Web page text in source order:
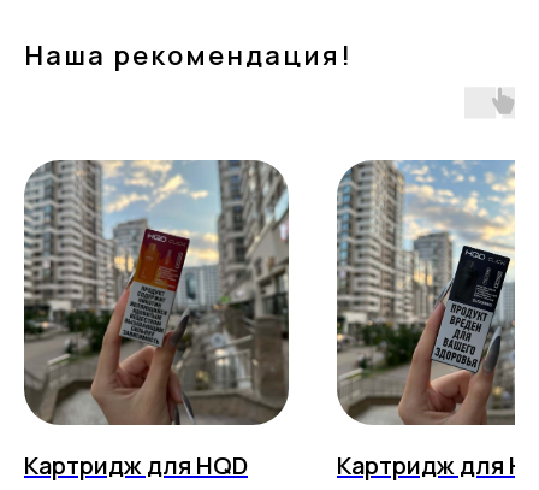
Наша рекомендация!
Картридж для HQD
Картридж для